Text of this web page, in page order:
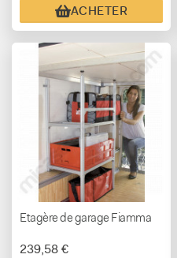
ACHETER
Etagère de garage Fiamma
239,58 €